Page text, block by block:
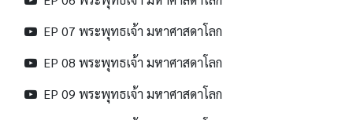
EP 07 พระพุทธเจ้า มหาศาสดาโลก
EP 08 พระพุทธเจ้า มหาศาสดาโลก
EP 09 พระพุทธเจ้า มหาศาสดาโลก